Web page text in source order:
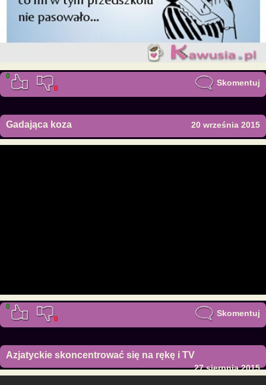
0
0
Skomentuj
Gadająca koza 20 września 2015
0
0
Skomentuj
Azjatyckie skoncentrować się na rękę i TV
27 sierpnia 2015